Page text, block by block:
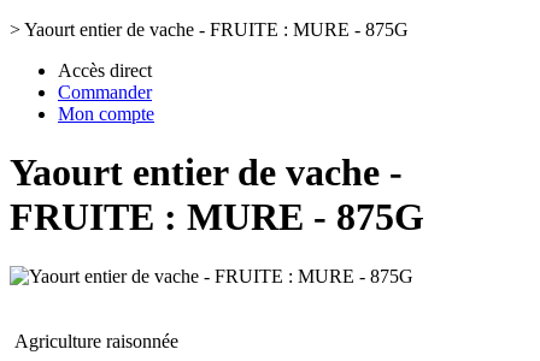
>Yaourt entier de vache - FRUITE : MURE - 875G
Accès direct
Commander
Mon compte
Yaourt entier de vache -
FRUITE : MURE - 875G
Agriculture raisonnée